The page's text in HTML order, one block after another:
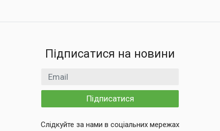
Підписатися на новини
Email
Підписатися
Слідкуйте за нами в соціальних мережах